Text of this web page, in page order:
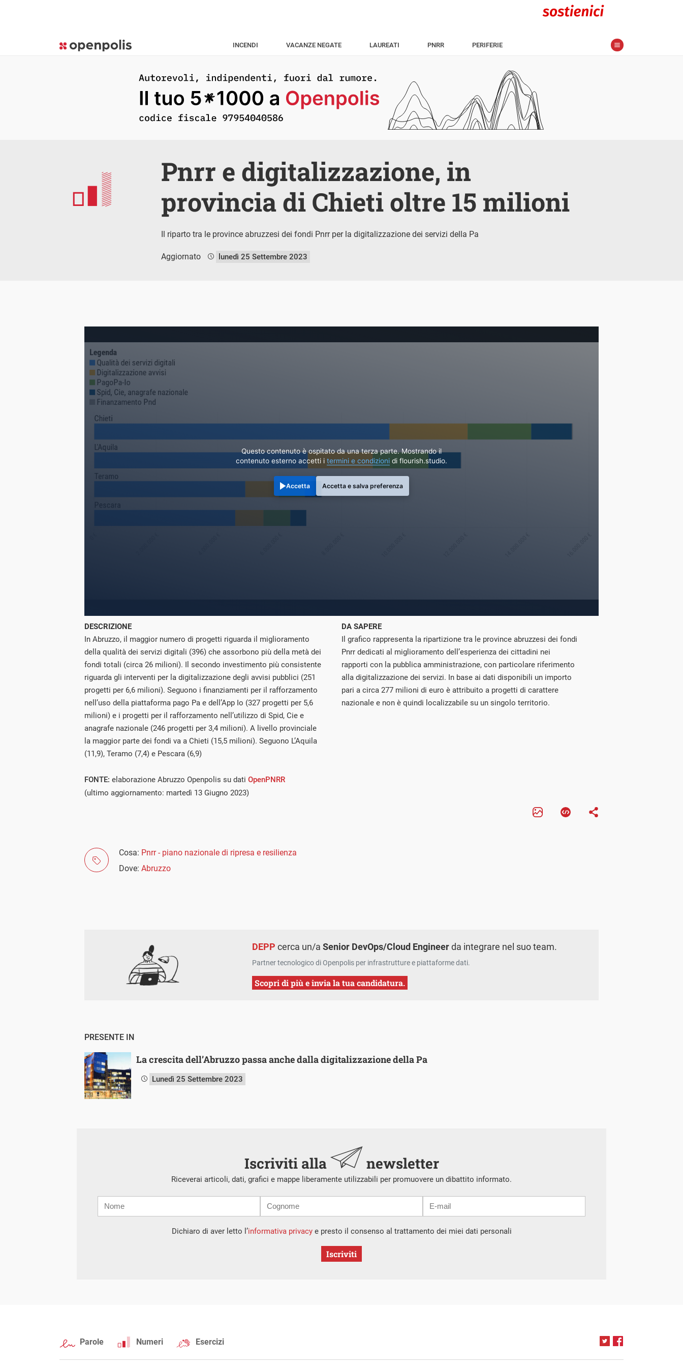
INCENDI VACANZE NEGATE LAUREATI PNRR PERIFERIE
Pnrr e digitalizzazione, in
provincia di Chieti oltre 15 milioni
Il riparto tra le province abruzzesi dei fondi Pnrr per la digitalizzazione dei servizi della Pa
Aggiornato lunedì 25 Settembre 2023
Questo contenuto è ospitato da una terza parte. Mostrando il
contenuto esterno accetti i termini e condizioni di flourish.studio.
Accetta Accetta e salva preferenza
DESCRIZIONE
In Abruzzo, il maggior numero di progetti riguarda il miglioramento
della qualità dei servizi digitali (396) che assorbono più della metà dei
fondi totali (circa 26 milioni). Il secondo investimento più consistente
riguarda gli interventi per la digitalizzazione degli avvisi pubblici (251
progetti per 6,6 milioni). Seguono i finanziamenti per il rafforzamento
nell’uso della piattaforma pago Pa e dell’App Io (327 progetti per 5,6
milioni) e i progetti per il rafforzamento nell’utilizzo di Spid, Cie e
anagrafe nazionale (246 progetti per 3,4 milioni). A livello provinciale
la maggior parte dei fondi va a Chieti (15,5 milioni). Seguono L’Aquila
(11,9), Teramo (7,4) e Pescara (6,9)
DA SAPERE
Il grafico rappresenta la ripartizione tra le province abruzzesi dei fondi
Pnrr dedicati al miglioramento dell’esperienza dei cittadini nei
rapporti con la pubblica amministrazione, con particolare riferimento
alla digitalizzazione dei servizi. In base ai dati disponibili un importo
pari a circa 277 milioni di euro è attribuito a progetti di carattere
nazionale e non è quindi localizzabile su un singolo territorio.
FONTE: elaborazione Abruzzo Openpolis su dati OpenPNRR
(ultimo aggiornamento: martedì 13 Giugno 2023)
Cosa: Pnrr - piano nazionale di ripresa e resilienza
Dove: Abruzzo
DEPP cerca un/aSenior DevOps/Cloud Engineerda integrare nel suo team.
Partner tecnologico di Openpolis per infrastrutture e piattaforme dati.
Scopri di più e invia la tua candidatura.
PRESENTE IN
La crescita dell’Abruzzo passa anche dalla digitalizzazione della Pa
Lunedì 25 Settembre 2023
Iscriviti alla newsletter
Riceverai articoli, dati, grafici e mappe liberamente utilizzabili per promuovere un dibattito informato.
mail
Dichiaro di aver letto l’informativa privacye presto il consenso al trattamento dei miei dati personali
Iscriviti
Parole Numeri Esercizi